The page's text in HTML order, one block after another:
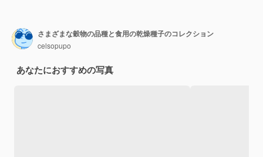
さまざまな穀物の品種と食用の乾燥種子のコレクション
celsopupo
あなたにおすすめの写真